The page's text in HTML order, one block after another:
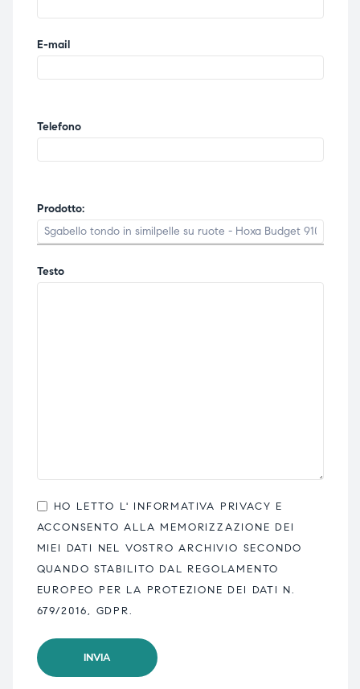
E-mail
Telefono
Prodotto:
Testo
HO LETTO L' INFORMATIVA PRIVACY E
ACCONSENTO ALLA MEMORIZZAZIONE DEI
MIEI DATI NEL VOSTRO ARCHIVIO SECONDO
QUANDO STABILITO DAL REGOLAMENTO
EUROPEO PER LA PROTEZIONE DEI DATI N.
679/2016, GDPR.